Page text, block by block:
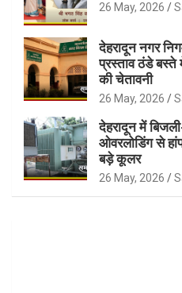
26 May, 2026
देहरादून नगर
प्रस्ताव ठंडे बस्ते
की चेतावनी
26 May, 2026
देहरादून में
ओवरलोडिंग से
बड़े कूलर
26 May, 2026